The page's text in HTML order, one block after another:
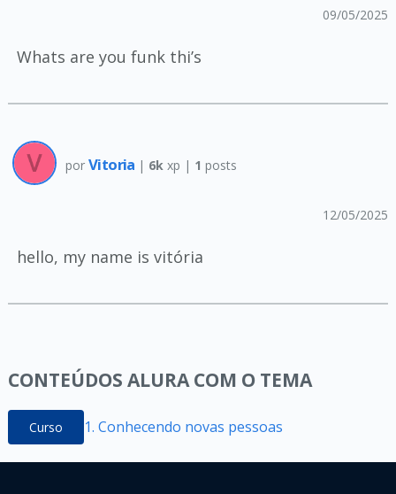
09/05/2025
Whats are you funk thi’s
por Vitoria | 6k xp | 1 posts
12/05/2025
hello, my name is vitória
CONTEÚDOS ALURA COM O TEMA
Curso 1. Conhecendo novas pessoas